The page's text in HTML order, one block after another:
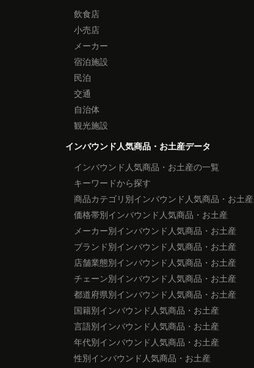
飲食店
小売店
メーカー
宿泊施設
民泊
交通
自治体
観光施設
インバウンド人気商品・お土産データ
インバウンド人気商品・お土産の一覧
キーワードから探す
商品カテゴリ別インバウンド人気商品・お土産
価格帯別インバウンド人気商品・お土産
メーカー別インバウンド人気商品・お土産
ブランド別インバウンド人気商品・お土産
店舗業態別インバウンド人気商品・お土産
チェーン別インバウンド人気商品・お土産
都道府県別インバウンド人気商品・お土産
国籍別インバウンド人気商品・お土産
言語別インバウンド人気商品・お土産
年代別インバウンド人気商品・お土産
性別インバウンド人気商品・お土産